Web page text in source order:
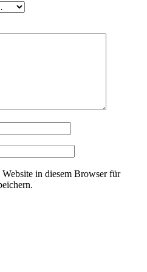
in diesem Browser für